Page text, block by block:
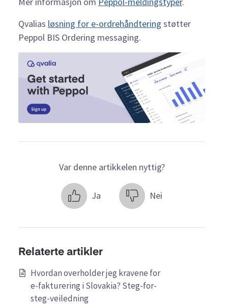
Qvalias løsning for e-ordrehåndtering støtter
Peppol BIS Ordering messaging.
Var denne artikkelen nyttig?
Ja Nei
Relaterte artikler
Hvordan overholder jeg kravene for
e-fakturering i Slovakia? Steg-for-
steg-veiledning